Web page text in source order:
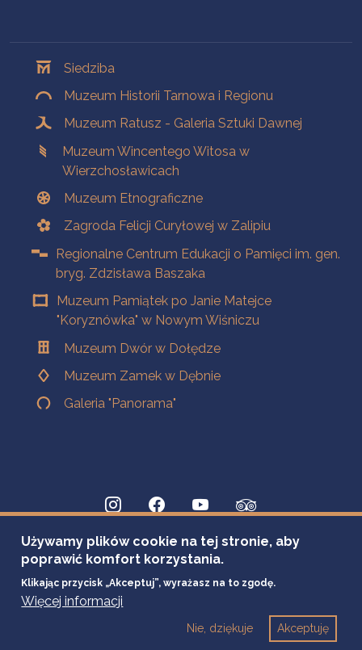
Siedziba
Muzeum Historii Tarnowa i Regionu
Muzeum Ratusz - Galeria Sztuki Dawnej
Muzeum Wincentego Witosa w
Wierzchosławicach
Muzeum Etnograficzne
Zagroda Felicji Curyłowej w Zalipiu
Regionalne Centrum Edukacji o Pamięci im. gen.
bryg. Zdzisława Baszaka
Muzeum Pamiątek po Janie Matejce
"Koryznówka" w Nowym Wiśniczu
Muzeum Dwór w Dołędze
Muzeum Zamek w Dębnie
Galeria "Panorama"
Używamy plików cookie na tej stronie, aby
poprawić komfort korzystania.
Klikając przycisk „Akceptuj”, wyrażasz na to zgodę.
Więcej informacji
Akceptuję
Nie, dziękuje